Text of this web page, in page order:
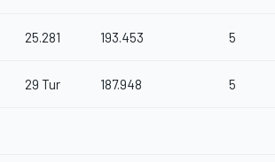
25.281 193.453 5
29 Tur 187.948 5